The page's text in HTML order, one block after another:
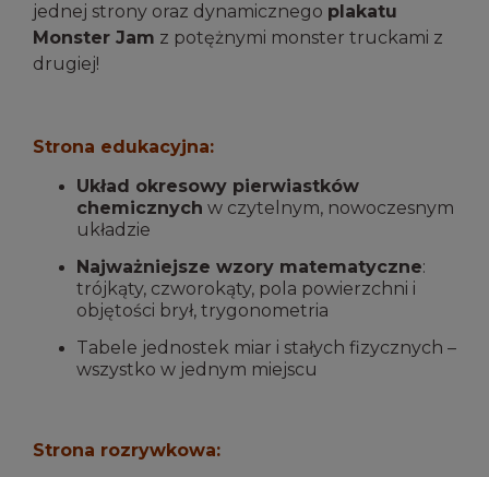
jednej strony oraz dynamicznego plakatu
Monster Jam z potężnymi monster truckami z
drugiej!
Strona edukacyjna:
Układ okresowy pierwiastków
chemicznych w czytelnym, nowoczesnym
układzie
Najważniejsze wzory matematyczne:
trójkąty, czworokąty, pola powierzchni i
objętości brył, trygonometria
Tabele jednostek miar i stałych fizycznych –
wszystko w jednym miejscu
Strona rozrywkowa: